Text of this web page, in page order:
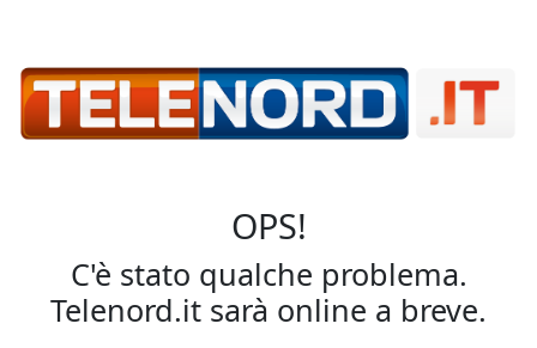
OPS!
C'è stato qualche problema.
Telenord.it sarà online a breve.